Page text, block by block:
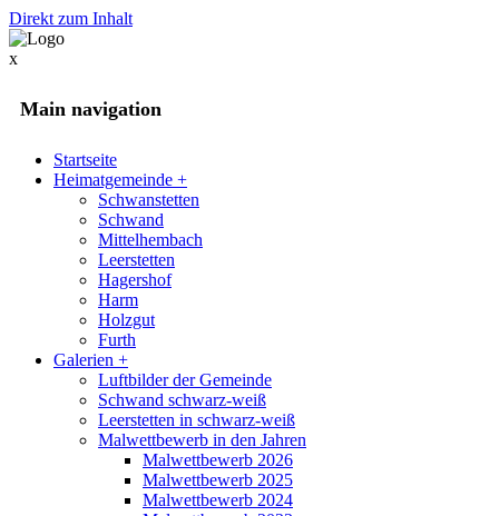
Direkt zum Inhalt
x
Main navigation
Startseite
Heimatgemeinde +
Schwanstetten
Schwand
Mittelhembach
Leerstetten
Hagershof
Harm
Holzgut
Furth
Galerien +
Luftbilder der Gemeinde
Schwand schwarz-weiß
Leerstetten in schwarz-weiß
Malwettbewerb in den Jahren
Malwettbewerb 2026
Malwettbewerb 2025
Malwettbewerb 2024